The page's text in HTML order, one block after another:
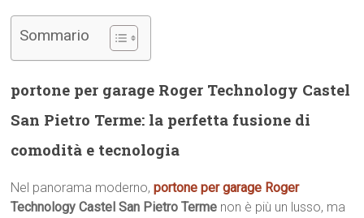
Sommario
portone per garage Roger Technology Castel
San Pietro Terme: la perfetta fusione di
comodità e tecnologia
Nel panorama moderno,portone per garage Roger
Technology Castel San Pietro Terme non è più un lusso, ma